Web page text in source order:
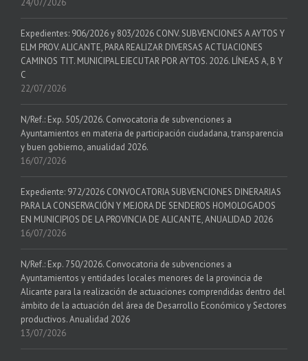
24/07/2026
Expedientes: 906/2026 y 803/2026 CONV. SUBVENCIONES A AYTOS Y
ELM PROV. ALICANTE, PARA REALIZAR DIVERSAS ACTUACIONES
CAMINOS TIT. MUNICIPAL EJECUTAR POR AYTOS. 2026. LÍNEAS A, B Y
C
22/07/2026
N/Ref.: Exp. 505/2026. Convocatoria de subvenciones a
Ayuntamientos en materia de participación ciudadana, transparencia
y buen gobierno, anualidad 2026.
16/07/2026
Expediente: 972/2026 CONVOCATORIA SUBVENCIONES DINERARIAS
PARA LA CONSERVACIÓN Y MEJORA DE SENDEROS HOMOLOGADOS
EN MUNICIPIOS DE LA PROVINCIA DE ALICANTE, ANUALIDAD 2026
16/07/2026
N/Ref.: Exp. 750/2026. Convocatoria de subvenciones a
Ayuntamientos y entidades locales menores de la provincia de
Alicante para la realización de actuaciones comprendidas dentro del
ámbito de la actuación del área de Desarrollo Económico y Sectores
productivos. Anualidad 2026
13/07/2026